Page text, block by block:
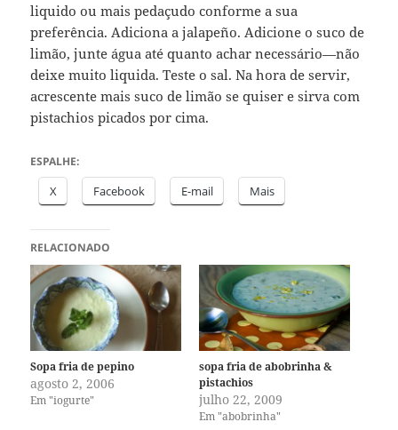
liquido ou mais pedaçudo conforme a sua
preferência. Adiciona a jalapeño. Adicione o suco de
limão, junte água até quanto achar necessário—não
deixe muito liquida. Teste o sal. Na hora de servir,
acrescente mais suco de limão se quiser e sirva com
pistachios picados por cima.
ESPALHE:
X Facebook E-mail Mais
RELACIONADO
Sopa fria de pepino
agosto 2, 2006
Em "iogurte"
sopa fria de abobrinha &
pistachios
julho 22, 2009
Em "abobrinha"